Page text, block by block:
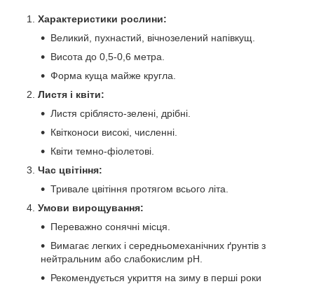
Характеристики рослини:
Великий, пухнастий, вічнозелений напівкущ.
Висота до 0,5-0,6 метра.
Форма куща майже кругла.
Листя і квіти:
Листя сріблясто-зелені, дрібні.
Квітконоси високі, численні.
Квіти темно-фіолетові.
Час цвітіння:
Тривале цвітіння протягом всього літа.
Умови вирощування:
Переважно сонячні місця.
Вимагає легких і середньомеханічних ґрунтів з
нейтральним або слабокислим рН.
Рекомендується укриття на зиму в перші роки